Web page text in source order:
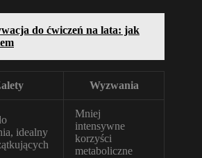
do ćwiczeń na lata: jak
Wyzwania
idealny
Mniej
intensywne
korzyści
metaboliczne